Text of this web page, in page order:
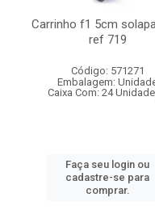
Carrinho f1 5cm
ref 719
Código: 571271
Embalagem:
Caixa Com: 24
Faça seu login ou
cadastre-se para
comprar.